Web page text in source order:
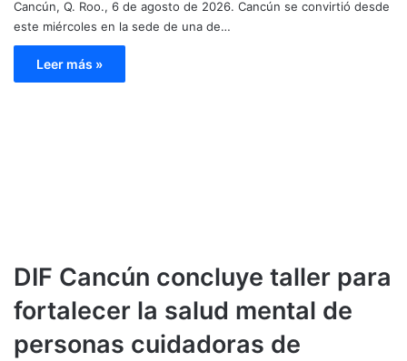
Cancún, Q. Roo., 6 de agosto de 2026. Cancún se convirtió desde
este miércoles en la sede de una de…
Leer más »
DIF Cancún concluye taller para
fortalecer la salud mental de
personas cuidadoras de